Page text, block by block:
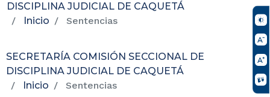
DISCIPLINA JUDICIAL DE CAQUETÁ
Inicio
Sentencias
SECRETARÍA COMISIÓN SECCIONAL DE
DISCIPLINA JUDICIAL DE CAQUETÁ
Inicio
Sentencias